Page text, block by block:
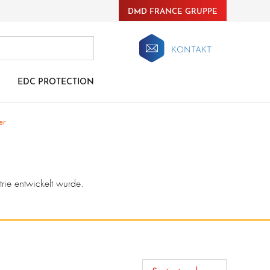
DMD FRANCE GRUPPE
KONTAKT
EDC PROTECTION
entwickelt wurde.